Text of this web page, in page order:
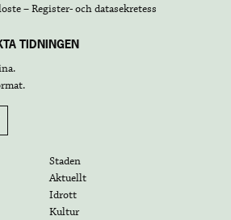
– Register- och datasekretess
TIDNINGEN
.
.
Staden
Aktuellt
Idrott
Kultur